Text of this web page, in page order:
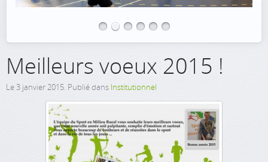
Meilleurs voeux 2015 !
Le3 janvier 2015. Publié dans Institutionnel